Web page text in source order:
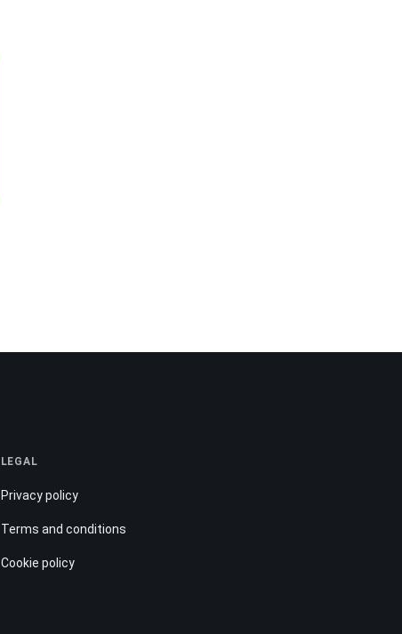
LEGAL
Privacy policy
Terms and conditions
Cookie policy